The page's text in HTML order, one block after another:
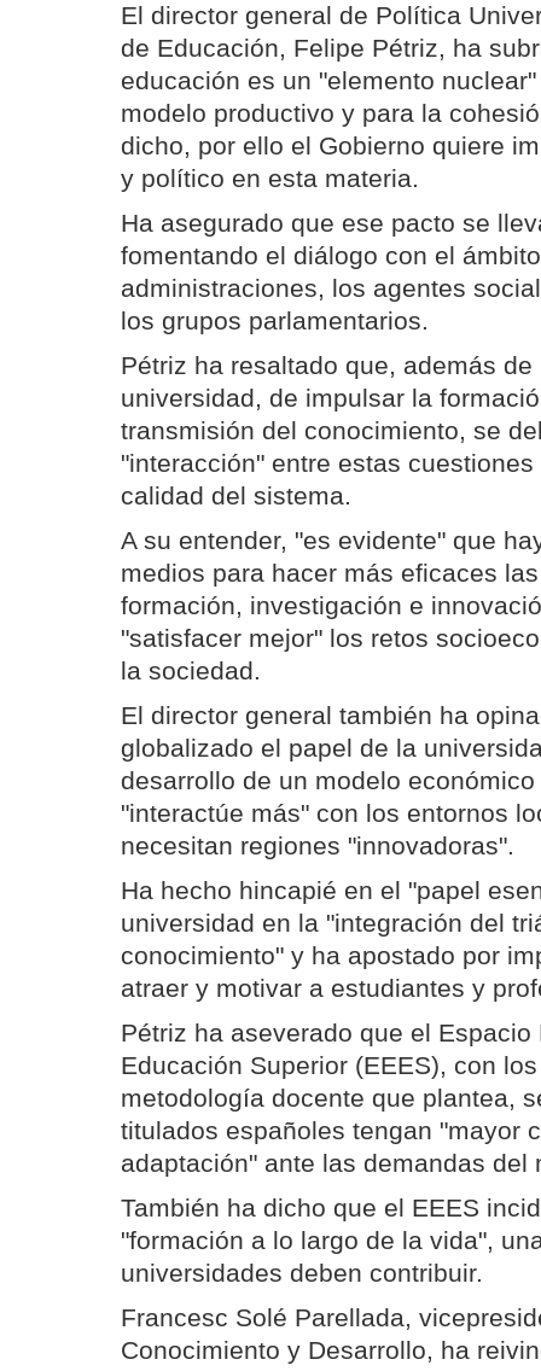
El director general de Política
de Educación, Felipe Pétriz, ha
educación es un "elemento
modelo productivo y para la
dicho, por ello el Gobierno quiere
y político en esta materia.
Ha asegurado que ese pacto se
fomentando el diálogo con el
administraciones, los agentes
los grupos parlamentarios.
Pétriz ha resaltado que, además
universidad, de impulsar la
transmisión del conocimiento, se
"interacción" entre estas
calidad del sistema.
A su entender, "es evidente" que
medios para hacer más eficaces
formación, investigación e
"satisfacer mejor" los retos
la sociedad.
El director general también ha
globalizado el papel de la
desarrollo de un modelo
"interactúe más" con los entornos
necesitan regiones "innovadoras".
Ha hecho hincapié en el "papel
universidad en la "integración del
conocimiento" y ha apostado por
atraer y motivar a estudiantes y
Pétriz ha aseverado que el Espacio
Educación Superior (EEES), con
metodología docente que plantea,
titulados españoles tengan "mayor
adaptación" ante las demandas del
También ha dicho que el EEES
"formación a lo largo de la vida",
universidades deben contribuir.
Francesc Solé Parellada,
Conocimiento y Desarrollo, ha